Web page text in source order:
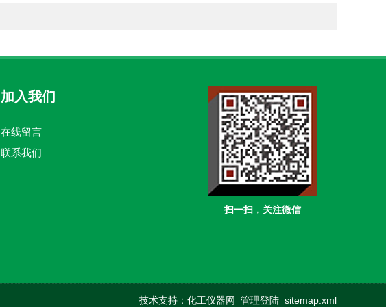
加入我们
在线留言
联系我们
扫一扫，关注微信
技术支持： 化工仪器网 管理登陆 sitemap.xml